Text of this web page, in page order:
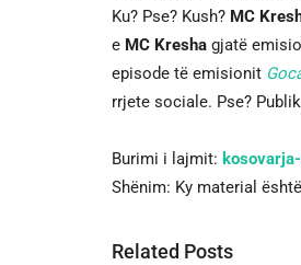
Ku? Pse? Kush? MC
e MC Kresha gjatë
episode të emisionit
rrjete sociale. Pse?
Burimi i lajmit:
Shënim: Ky material
Related Posts